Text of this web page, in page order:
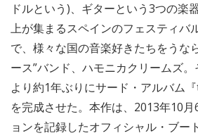
ドルという)、ギターという3つの楽
上が集まるスペインのフェスティバ
で、様々な国の音楽好きたちをうな
ース”バンド、ハモニカクリームズ
より約1年ぶりにサード・アルバム
を完成させた。本作は、2013年10
ョンを記録したオフィシャル・ブー